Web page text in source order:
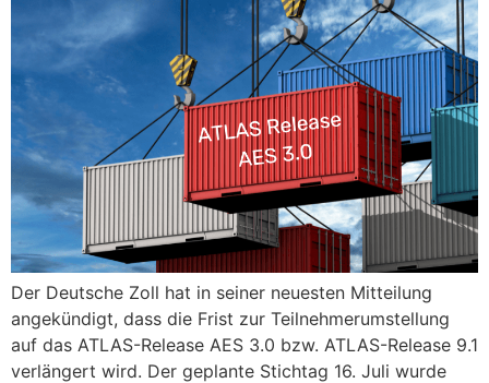
Der Deutsche Zoll hat in seiner neuesten Mitteilung
angekündigt, dass die Frist zur Teilnehmerumstellung
auf das ATLAS-Release AES 3.0 bzw. ATLAS-Release 9.1
verlängert wird. Der geplante Stichtag 16. Juli wurde